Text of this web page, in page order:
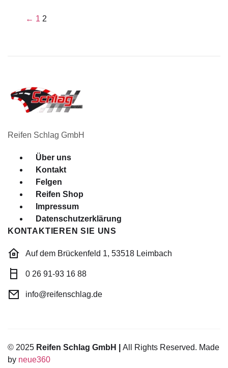
← 1 2
Reifen Schlag GmbH
Menü
Über uns
Kontakt
Felgen
Reifen Shop
Impressum
Datenschutzerklärung
KONTAKTIEREN SIE UNS
Auf dem Brückenfeld 1, 53518 Leimbach
0 26 91-93 16 88
info@reifenschlag.de
© 2025 Reifen Schlag GmbH | All Rights Reserved. Made
by neue360